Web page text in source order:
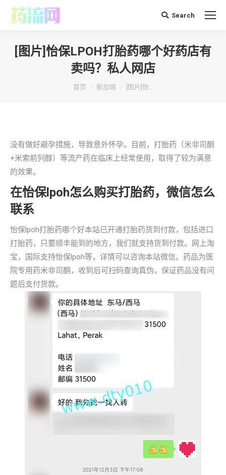
搜 Search
[图片]怡保LPOH打胎药哪个好药店有
卖吗？私人网店
你在这里：
首页 新加坡 [图片]怡…
没有做好避孕措施，导致意外怀孕。目前，打胎药（米非司酮
+米索前列醇）等流产药在临床上经常使用，取得了较为满意
的效果。
在怡保lpoh怎么购买打胎药，微信怎么
联系
怡保lpoh打胎药哪个好本站已开通打胎药货到付款，包括进口
打胎药，只要顺丰能到的地方，我们就支持货到付款。网上淘
宝，国际支持怡保lpoh等，详情可以咨询本站微信。药品为医
院专用药米非司酮，收到后可扫码查询真伪，保证药品没有问
题后支付货款。